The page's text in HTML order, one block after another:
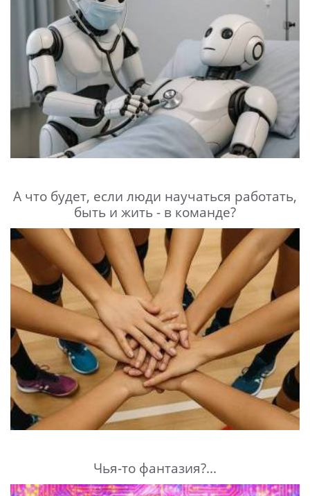
А что будет, если люди научаться работать,
быть и жить - в команде?
Чья-то фантазия?...